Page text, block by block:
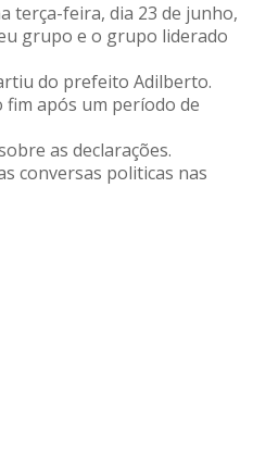
terça-feira, dia 23 de junho,
grupo e o grupo liderado
do prefeito Adilberto.
após um período de
as declarações.
conversas politicas nas